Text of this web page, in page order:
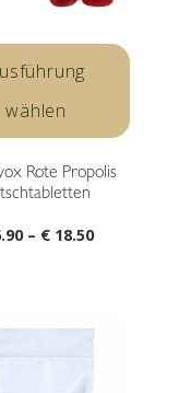
wählen
Rote Propolis
– € 18.50